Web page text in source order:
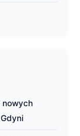
nowych